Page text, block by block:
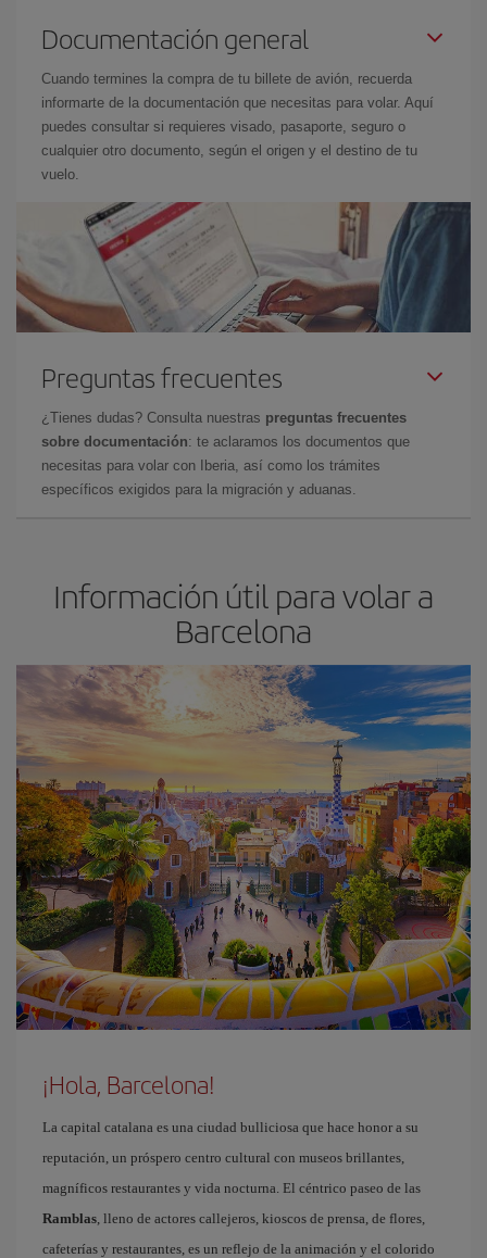
Documentación general
Cuando termines la compra de tu billete de avión, recuerda
informarte de la documentación que necesitas para volar. Aquí
puedes consultar si requieres visado, pasaporte, seguro o
cualquier otro documento, según el origen y el destino de tu
vuelo.
Preguntas frecuentes
¿Tienes dudas? Consulta nuestras preguntas frecuentes
sobre documentación: te aclaramos los documentos que
necesitas para volar con Iberia, así como los trámites
específicos exigidos para la migración y aduanas.
Información útil para volar a
Barcelona
¡Hola, Barcelona!
La capital catalana es una ciudad bulliciosa que hace honor a su
reputación, un próspero centro cultural con museos brillantes,
magníficos restaurantes y vida nocturna. El céntrico paseo de las
Ramblas, lleno de actores callejeros, kioscos de prensa, de flores,
cafeterías y restaurantes, es un reflejo de la animación y el colorido